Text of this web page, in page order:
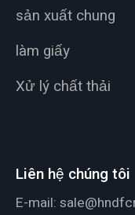
sản xuất chung
làm giấy
Xử lý chất thải
Liên hệ chúng tôi
E-mail: